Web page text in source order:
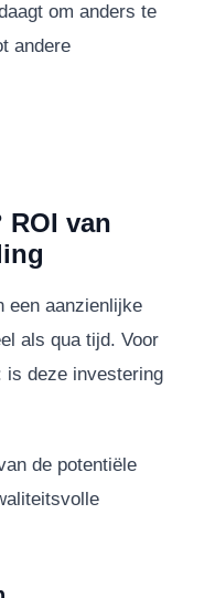
om anders te
andere
ROI van
een aanzienlijke
als qua tijd. Voor
is deze investering
de potentiële